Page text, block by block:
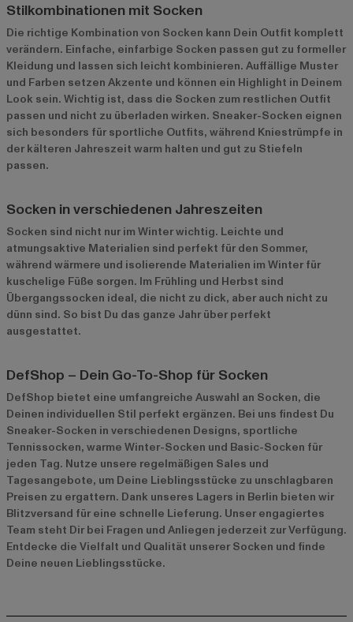
Stilkombinationen mit Socken
Die richtige Kombination von Socken kann Dein Outfit komplett
verändern. Einfache, einfarbige Socken passen gut zu formeller
Kleidung und lassen sich leicht kombinieren. Auffällige Muster
und Farben setzen Akzente und können ein Highlight in Deinem
Look sein. Wichtig ist, dass die Socken zum restlichen Outfit
passen und nicht zu überladen wirken. Sneaker-Socken eignen
sich besonders für sportliche Outfits, während Kniestrümpfe in
der kälteren Jahreszeit warm halten und gut zu Stiefeln
passen.
Socken in verschiedenen Jahreszeiten
Socken sind nicht nur im Winter wichtig. Leichte und
atmungsaktive Materialien sind perfekt für den Sommer,
während wärmere und isolierende Materialien im Winter für
kuschelige Füße sorgen. Im Frühling und Herbst sind
Übergangssocken ideal, die nicht zu dick, aber auch nicht zu
dünn sind. So bist Du das ganze Jahr über perfekt
ausgestattet.
DefShop – Dein Go-To-Shop für Socken
DefShop bietet eine umfangreiche Auswahl an Socken, die
Deinen individuellen Stil perfekt ergänzen. Bei uns findest Du
Sneaker-Socken in verschiedenen Designs, sportliche
Tennissocken, warme Winter-Socken und Basic-Socken für
jeden Tag. Nutze unsere regelmäßigen Sales und
Tagesangebote, um Deine Lieblingsstücke zu unschlagbaren
Preisen zu ergattern. Dank unseres Lagers in Berlin bieten wir
Blitzversand für eine schnelle Lieferung. Unser engagiertes
Team steht Dir bei Fragen und Anliegen jederzeit zur Verfügung.
Entdecke die Vielfalt und Qualität unserer Socken und finde
Deine neuen Lieblingsstücke.